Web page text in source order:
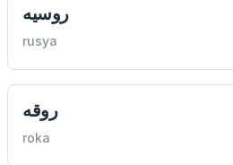
روسيه
rusya
روقه
roka